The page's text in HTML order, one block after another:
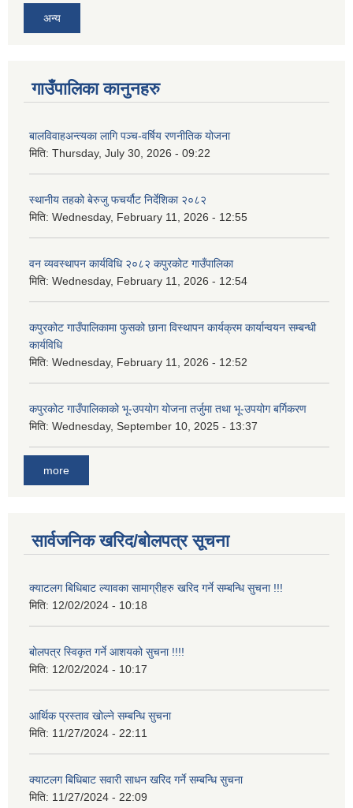
अन्य
गाउँपालिका कानुनहरु
बालविवाहअन्त्यका लागि पञ्च-वर्षिय रणनीतिक योजना
मिति: Thursday, July 30, 2026 - 09:22
स्थानीय तहको बेरुजु फचर्यौट निर्देशिका २०८२
मिति: Wednesday, February 11, 2026 - 12:55
वन व्यवस्थापन कार्यविधि २०८२ कपुरकोट गाउँपालिका
मिति: Wednesday, February 11, 2026 - 12:54
कपुरकोट गाउँपालिकामा फुसको छाना विस्थापन कार्यक्रम कार्यान्वयन सम्बन्धी
कार्यविधि
मिति: Wednesday, February 11, 2026 - 12:52
कपुरकोट गाउँपालिकाको भू-उपयोग योजना तर्जुमा तथा भू-उपयोग बर्गिकरण
मिति: Wednesday, September 10, 2025 - 13:37
more
सार्वजनिक खरिद/बोलपत्र सूचना
क्याटलग बिधिबाट ल्यावका सामाग्रीहरु खरिद गर्ने सम्बन्धि सुचना !!!
मिति: 12/02/2024 - 10:18
बोलपत्र स्विकृत गर्ने आशयको सुचना !!!!
मिति: 12/02/2024 - 10:17
आर्थिक प्रस्ताव खोल्ने सम्बन्धि सुचना
मिति: 11/27/2024 - 22:11
क्याटलग बिधिबाट सवारी साधन खरिद गर्ने सम्बन्धि सुचना
मिति: 11/27/2024 - 22:09